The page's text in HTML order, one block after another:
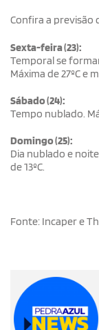
Confira a previsão
Sexta-feira (23):
Temporal se
Máxima de 27ºC e
Sábado (24):
Tempo nublado.
Domingo (25):
Dia nublado e
de 13ºC.
Fonte: Incaper e